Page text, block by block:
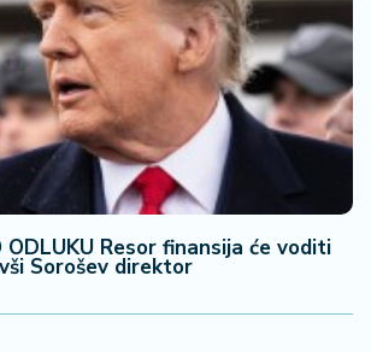
ODLUKU Resor finansija će voditi
Sorošev direktor